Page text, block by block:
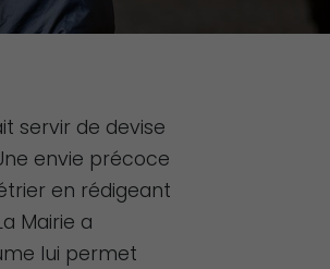
servir de devise
envie précoce
en rédigeant
Mairie a
lui permet